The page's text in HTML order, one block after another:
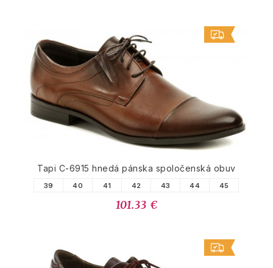
Tapi C-6915 hnedá pánska spoločenská obuv
39 40 41 42 43 44 45
101.33 €